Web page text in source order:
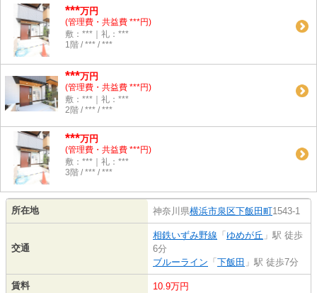
***万円
(管理費・共益費 ***円)
敷：***｜礼：***
1階 / *** / ***
***万円
(管理費・共益費 ***円)
敷：***｜礼：***
2階 / *** / ***
***万円
(管理費・共益費 ***円)
敷：***｜礼：***
3階 / *** / ***
所在地 神奈川県横浜市泉区下飯田町1543-1
交通
相鉄いずみ野線 「 ゆめが丘 」駅 徒歩
6分
ブルーライン 「 下飯田 」駅 徒歩7分
賃料 10.9万円